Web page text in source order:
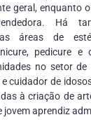
geral, enquanto
Há
áreas de
pedicure e
no setor de
cuidador de
à criação de
jovem aprendiz